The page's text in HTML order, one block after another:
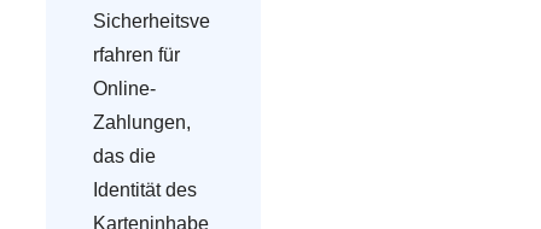
Sicherheitsve
rfahren für
Online-
Zahlungen,
das die
Identität des
Karteninhabe